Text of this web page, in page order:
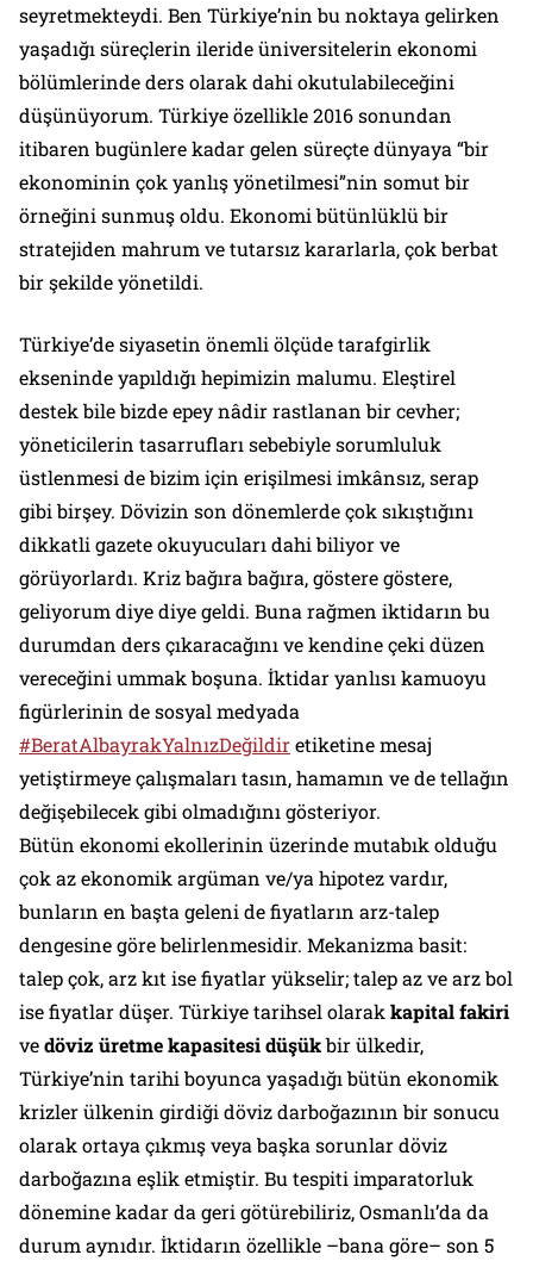
seyretmekteydi. Ben Türkiye’nin bu noktaya gelirken
yaşadığı süreçlerin ileride üniversitelerin ekonomi
bölümlerinde ders olarak dahi okutulabileceğini
düşünüyorum. Türkiye özellikle 2016 sonundan
itibaren bugünlere kadar gelen süreçte dünyaya “bir
ekonominin çok yanlış yönetilmesi”nin somut bir
örneğini sunmuş oldu. Ekonomi bütünlüklü bir
stratejiden mahrum ve tutarsız kararlarla, çok berbat
bir şekilde yönetildi.
Türkiye’de siyasetin önemli ölçüde tarafgirlik
ekseninde yapıldığı hepimizin malumu. Eleştirel
destek bile bizde epey nâdir rastlanan bir cevher;
yöneticilerin tasarrufları sebebiyle sorumluluk
üstlenmesi de bizim için erişilmesi imkânsız, serap
gibi birşey. Dövizin son dönemlerde çok sıkıştığını
dikkatli gazete okuyucuları dahi biliyor ve
görüyorlardı. Kriz bağıra bağıra, göstere göstere,
geliyorum diye diye geldi. Buna rağmen iktidarın bu
durumdan ders çıkaracağını ve kendine çeki düzen
vereceğini ummak boşuna. İktidar yanlısı kamuoyu
figürlerinin de sosyal medyada
#BeratAlbayrakYalnızDeğildiretiketine mesaj
yetiştirmeye çalışmaları tasın, hamamın ve de tellağın
değişebilecek gibi olmadığını gösteriyor.
Bütün ekonomi ekollerinin üzerinde mutabık olduğu
çok az ekonomik argüman ve/ya hipotez vardır,
bunların en başta geleni de fiyatların arz-talep
dengesine göre belirlenmesidir. Mekanizma basit:
talep çok, arz kıt ise fiyatlar yükselir; talep az ve arz bol
ise fiyatlar düşer. Türkiye tarihsel olarak kapital fakiri
vedöviz üretme kapasitesi düşükbir ülkedir,
Türkiye’nin tarihi boyunca yaşadığı bütün ekonomik
krizler ülkenin girdiği döviz darboğazının bir sonucu
olarak ortaya çıkmış veya başka sorunlar döviz
darboğazına eşlik etmiştir. Bu tespiti imparatorluk
dönemine kadar da geri götürebiliriz, Osmanlı’da da
durum aynıdır. İktidarın özellikle –bana göre– son 5